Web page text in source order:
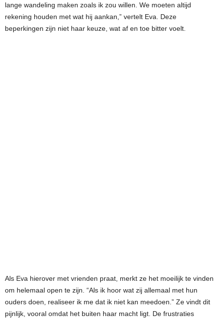
lange wandeling maken zoals ik zou willen. We moeten altijd
rekening houden met wat hij aankan,” vertelt Eva. Deze
beperkingen zijn niet haar keuze, wat af en toe bitter voelt.
Als Eva hierover met vrienden praat, merkt ze het moeilijk te vinden
om helemaal open te zijn. “Als ik hoor wat zij allemaal met hun
ouders doen, realiseer ik me dat ik niet kan meedoen.” Ze vindt dit
pijnlijk, vooral omdat het buiten haar macht ligt. De frustraties